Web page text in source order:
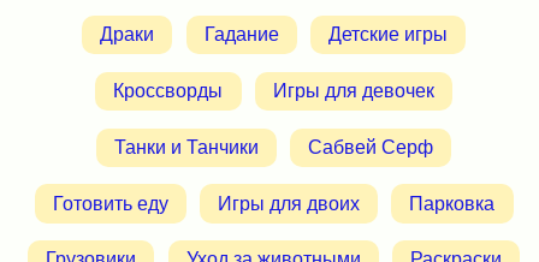
Драки Гадание Детские игры
Кроссворды Игры для девочек
Танки и Танчики Сабвей Серф
Готовить еду Игры для двоих Парковка